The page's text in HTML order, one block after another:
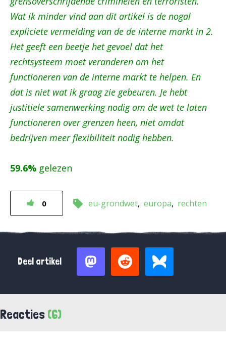
Wat ik minder vind aan dit artikel is de nogal
expliciete vermelding van de de interne markt in 2.
Het geeft een beetje het gevoel dat het
rechtsysteem moet veranderen om het
functioneren van de interne markt te helpen. En
dat is niet wat ik graag zie gebeuren. Je hebt
justitiele samenwerking nodig om de wet te laten
functioneren over grenzen heen, niet omdat
bedrijven meer flexibiliteit nodig hebben.
59.6% gelezen
0 eu-grondwet europa rechten
Deel artikel
Reacties (6)